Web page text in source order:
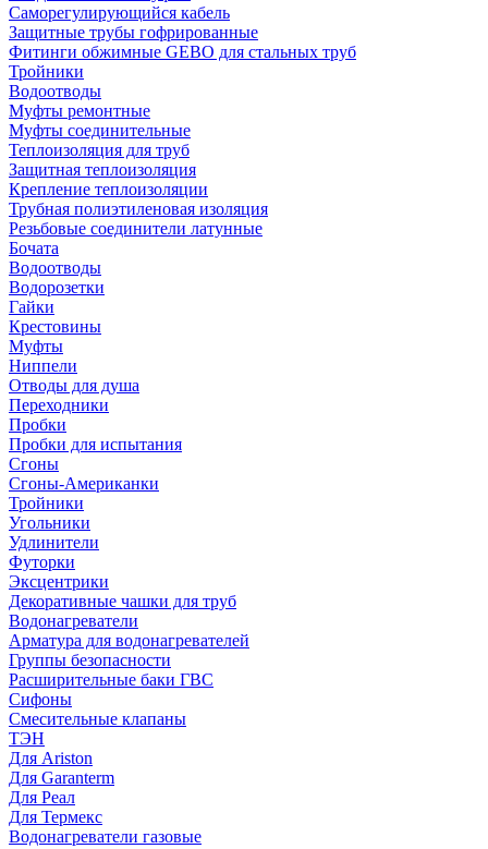
Саморегулирующийся кабель
Защитные трубы гофрированные
Фитинги обжимные GEBO для стальных труб
Тройники
Водоотводы
Муфты ремонтные
Муфты соединительные
Теплоизоляция для труб
Защитная теплоизоляция
Крепление теплоизоляции
Трубная полиэтиленовая изоляция
Резьбовые соединители латунные
Бочата
Водоотводы
Водорозетки
Гайки
Крестовины
Муфты
Ниппели
Отводы для душа
Переходники
Пробки
Пробки для испытания
Сгоны
Сгоны-Американки
Тройники
Угольники
Удлинители
Футорки
Эксцентрики
Декоративные чашки для труб
Водонагреватели
Арматура для водонагревателей
Группы безопасности
Расширительные баки ГВС
Сифоны
Смесительные клапаны
ТЭН
Для Ariston
Для Garanterm
Для Реал
Для Термекс
Водонагреватели газовые